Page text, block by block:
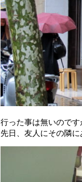
行った事は無いのです
先日、友人にその隣